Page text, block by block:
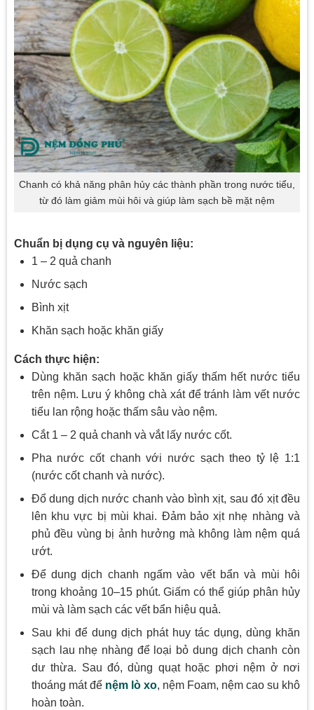
Chanh có khả năng phân hủy các thành phần trong nước tiểu,
từ đó làm giảm mùi hôi và giúp làm sạch bề mặt nệm
Chuẩn bị dụng cụ và nguyên liệu:
1 – 2 quả chanh
Nước sạch
Bình xịt
Khăn sạch hoặc khăn giấy
Cách thực hiện:
Dùng khăn sạch hoặc khăn giấy thấm hết nước tiểu
trên nệm. Lưu ý không chà xát để tránh làm vết nước
tiểu lan rộng hoặc thấm sâu vào nệm.
Cắt 1 – 2 quả chanh và vắt lấy nước cốt.
Pha nước cốt chanh với nước sạch theo tỷ lệ 1:1
(nước cốt chanh và nước).
Đổ dung dịch nước chanh vào bình xịt, sau đó xịt đều
lên khu vực bị mùi khai. Đảm bảo xịt nhẹ nhàng và
phủ đều vùng bị ảnh hưởng mà không làm nệm quá
ướt.
Để dung dịch chanh ngấm vào vết bẩn và mùi hôi
trong khoảng 10–15 phút. Giấm có thể giúp phân hủy
mùi và làm sạch các vết bẩn hiệu quả.
Sau khi để dung dịch phát huy tác dụng, dùng khăn
sạch lau nhẹ nhàng để loại bỏ dung dịch chanh còn
dư thừa. Sau đó, dùng quạt hoặc phơi nệm ở nơi
thoáng mát để nệm lò xo, nệm Foam, nệm cao su khô
hoàn toàn.